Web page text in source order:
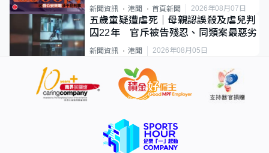
新聞資訊 港聞 首頁新聞 2026年08月07日
五歲童疑遭虐死｜母親認誤殺及虐兒判
囚22年 官斥被告殘忍、同類案最惡劣
新聞資訊 港聞 2026年08月05日